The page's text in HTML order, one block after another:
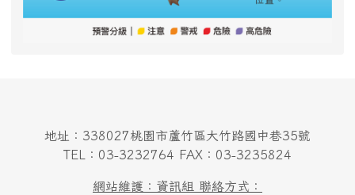
地址：338027桃園市蘆竹區大竹路國中巷35號
TEL：03-3232764 FAX：03-3235824
網站維護：資訊組 聯絡方式：